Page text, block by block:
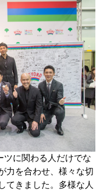
ツに関わる人だけでな
力を合わせ、様々な切
てきました。多様な人